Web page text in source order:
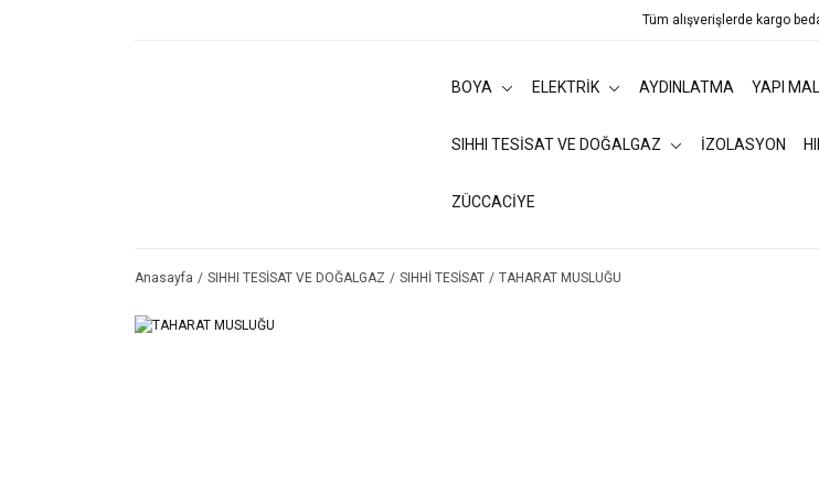
Tüm alışverişlerde kargo
BOYA ELEKTRİK AYDINLATMA YAPI
SIHHI TESİSAT VE DOĞALGAZ İZOLASYON
ZÜCCACİYE
Anasayfa SIHHI TESİSAT VE DOĞALGAZ SIHHİ TESİSAT TAHARAT MUSLUĞU